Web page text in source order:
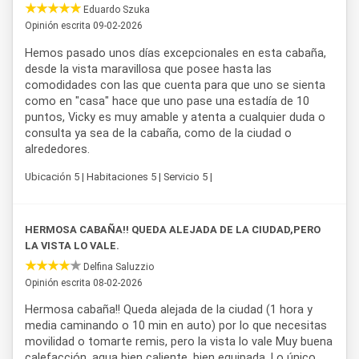
una opción recomendada para familias pequeñas o grupos
reducidos que buscan un
todas las comodidades cerca de los principales atractivos
de la región.
Eduardo Szuka
Opinión escrita 09-02-2026
Hemos pasado unos días excepcionales en esta cabaña,
desde la vista maravillosa que posee hasta las
comodidades con las que cuenta para que uno se sienta
como en "casa" hace que uno pase una estadía de 10
puntos, Vicky es muy amable y atenta a cualquier duda o
consulta ya sea de la cabaña, como de la ciudad o
alrededores.
Ubicación 5 | Habitaciones 5 | Servicio 5 |
HERMOSA CABAÑA!! QUEDA ALEJADA DE LA CIUDAD,PERO
LA VISTA LO VALE.
Delfina Saluzzio
Opinión escrita 08-02-2026
Hermosa cabaña!! Queda alejada de la ciudad (1 hora y
media caminando o 10 min en auto) por lo que necesitas
movilidad o tomarte remis, pero la vista lo vale Muy buena